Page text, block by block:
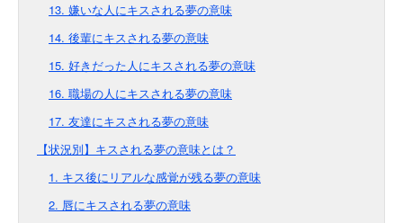
13. 嫌いな人にキスされる夢の意味
14. 後輩にキスされる夢の意味
15. 好きだった人にキスされる夢の意味
16. 職場の人にキスされる夢の意味
17. 友達にキスされる夢の意味
【状況別】キスされる夢の意味とは？
1. キス後にリアルな感覚が残る夢の意味
2. 唇にキスされる夢の意味